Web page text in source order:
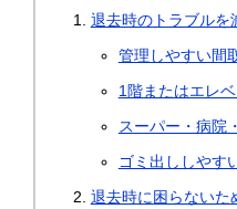
退去時のトラブルを
管理しやすい間
1階またはエレ
スーパー・病院
ゴミ出ししやす
退去時に困らないた